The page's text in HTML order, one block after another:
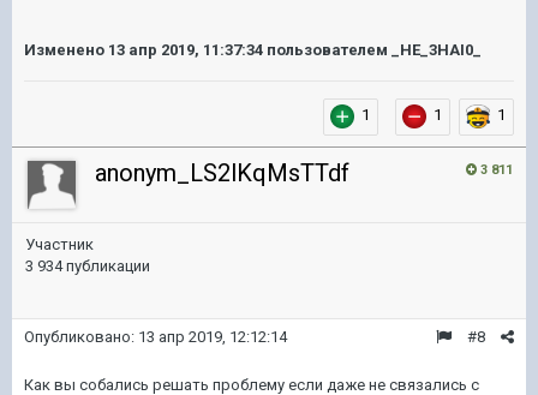
Изменено 13 апр 2019, 11:37:34 пользователем _HE_3HAI0_
1 1 1
3 811
anonym_LS2lKqMsTTdf
Участник
3 934 публикации
#8
Опубликовано: 13 апр 2019, 12:12:14
Как вы собались решать проблему если даже не связались с